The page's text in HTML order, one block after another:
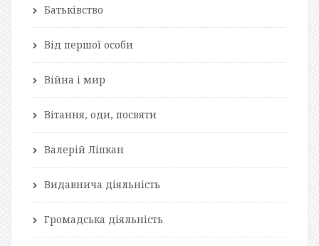
Батьківство
Від першої особи
Війна і мир
Вітання, оди, посвяти
Валерій Ліпкан
Видавнича діяльність
Громадська діяльність